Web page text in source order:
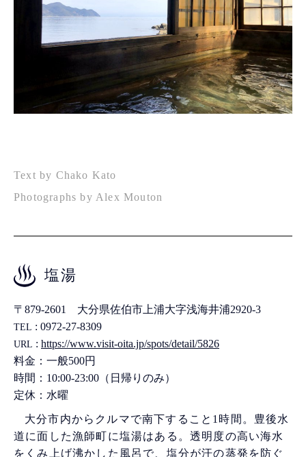
Text by Chako Kato
Photographs by Alex Mouton
塩湯
〒879-2601 大分県佐伯市上浦大字浅海井浦2920-3
TEL : 0972-27-8309
URL : https://www.visit-oita.jp/spots/detail/5826
料金：一般500円
時間：10:00-23:00（日帰りのみ）
定休：水曜
大分市内からクルマで南下すること1時間。豊後水
道に面した漁師町に塩湯はある。透明度の高い海水
をくみ上げ沸かした風呂で、塩分が汗の蒸発を防ぐ